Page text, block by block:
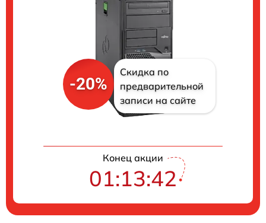
-20%
Скидка по
предварительной
записи на сайте
Конец акции
01:13:41